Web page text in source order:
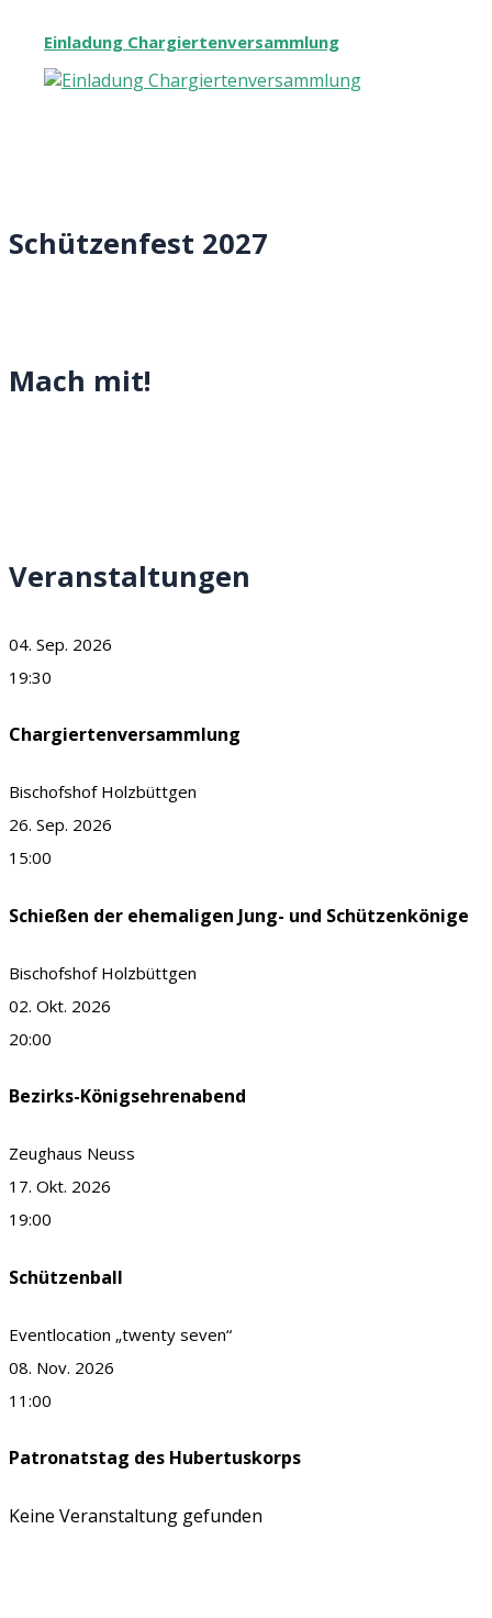
Einladung Chargiertenversammlung
Schützenfest 2027
Mach mit!
Veranstaltungen
04. Sep. 2026
19:30
Chargiertenversammlung
Bischofshof Holzbüttgen
26. Sep. 2026
15:00
Schießen der ehemaligen Jung- und Schützenkönige
Bischofshof Holzbüttgen
02. Okt. 2026
20:00
Bezirks-Königsehrenabend
Zeughaus Neuss
17. Okt. 2026
19:00
Schützenball
Eventlocation „twenty seven“
08. Nov. 2026
11:00
Patronatstag des Hubertuskorps
Keine Veranstaltung gefunden